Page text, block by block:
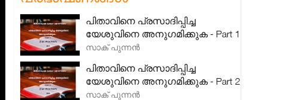
പിതാവിനെ പ്രസാദിപ്പിച്ച
യേശുവിനെ അനുഗമിക്കുക - Part 1
സാക് പുന്നൻ
പിതാവിനെ പ്രസാദിപ്പിച്ച
യേശുവിനെ അനുഗമിക്കുക - Part 2
സാക് പുന്നൻ